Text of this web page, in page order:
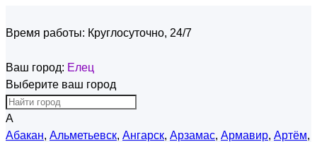
Время работы: Круглосуточно, 24/7
Ваш город: Елец
Выберите ваш город
А
Абакан, Альметьевск, Ангарск, Арзамас, Армавир, Артём,